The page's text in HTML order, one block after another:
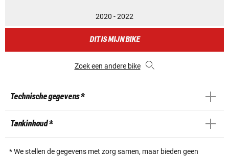
2020 - 2022
DIT IS MIJN BIKE
Zoek een andere bike
Technische gegevens *
Tankinhoud *
* We stellen de gegevens met zorg samen, maar bieden geen